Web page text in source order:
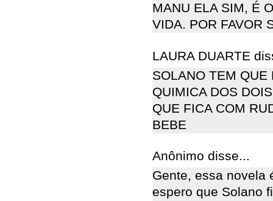
MANU ELA SIM, É
VIDA. POR FAVOR
LAURA DUARTE
SOLANO TEM QUE
QUIMICA DOS
QUE FICA COM
BEBE
Anônimo disse...
Gente, essa novela
espero que Solano